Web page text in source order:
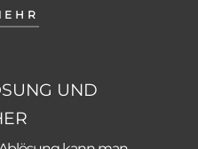
UND